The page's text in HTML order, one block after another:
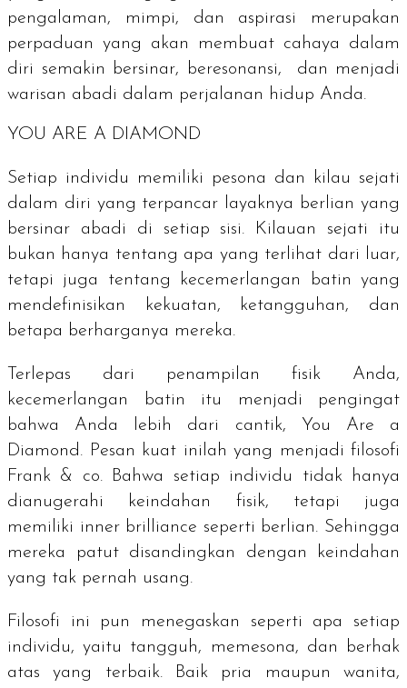
pengalaman, mimpi, dan aspirasi merupakan
perpaduan yang akan membuat cahaya dalam
diri semakin bersinar, beresonansi, dan menjadi
warisan abadi dalam perjalanan hidup Anda.
YOU ARE A DIAMOND
Setiap individu memiliki pesona dan kilau sejati
dalam diri yang terpancar layaknya berlian yang
bersinar abadi di setiap sisi. Kilauan sejati itu
bukan hanya tentang apa yang terlihat dari luar,
tetapi juga tentang kecemerlangan batin yang
mendefinisikan kekuatan, ketangguhan, dan
betapa berharganya mereka.
Terlepas dari penampilan fisik Anda,
kecemerlangan batin itu menjadi pengingat
bahwa Anda lebih dari cantik,
You Are a
Diamond. Pesan kuat inilah yang menjadi filosofi
Frank & co. Bahwa setiap individu tidak hanya
dianugerahi keindahan fisik, tetapi juga
memiliki inner brilliance seperti berlian. Sehingga
mereka patut disandingkan dengan keindahan
yang tak pernah usang.
Filosofi ini pun menegaskan seperti apa setiap
individu, yaitu tangguh, memesona, dan berhak
atas yang terbaik. Baik pria maupun wanita,